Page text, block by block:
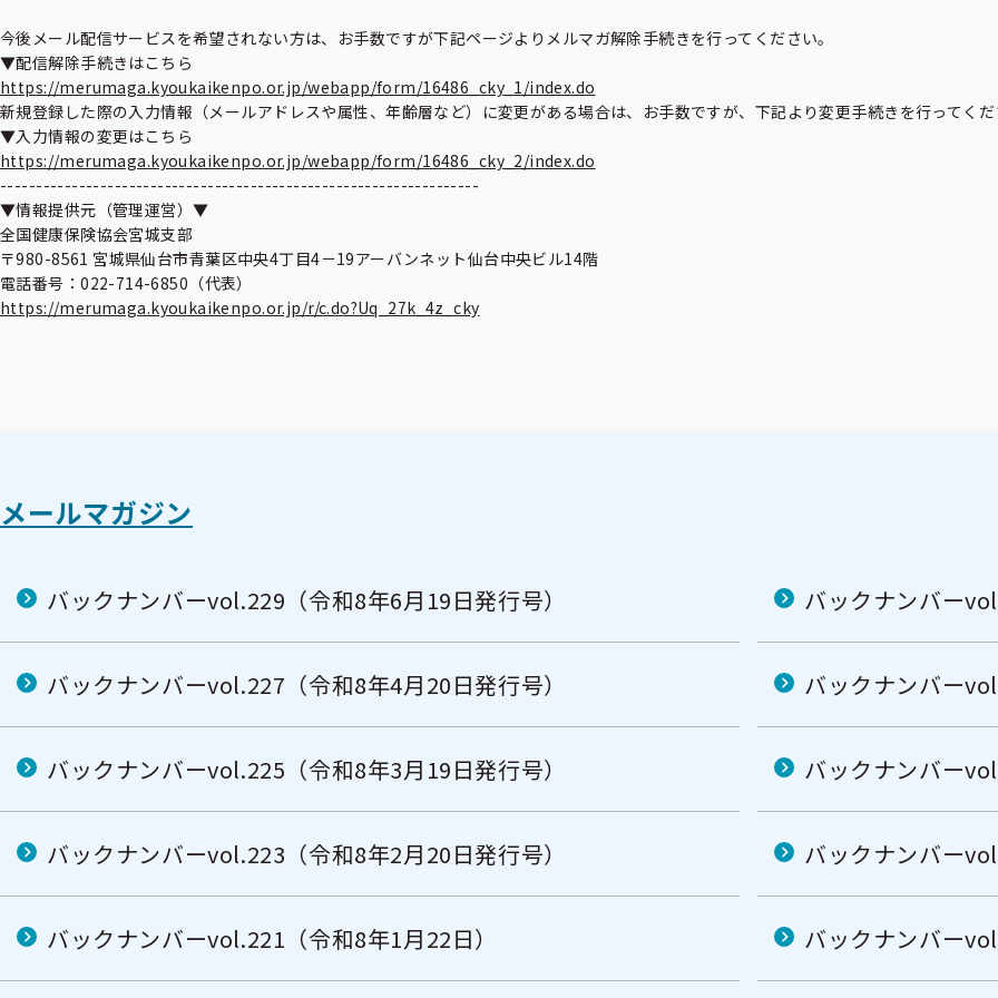
今後メール配信サービスを希望されない方は、お手数ですが下記ページよりメルマガ解除手続きを行ってください。
https://merumaga.kyoukaikenpo.or.jp/webapp/form/16486_cky_1/index.do
新規登録した際の入力情報（メールアドレスや属性、年齢層など）に変更がある場合は、お手数ですが、下記より変更手続きを行ってく
https://merumaga.kyoukaikenpo.or.jp/webapp/form/16486_cky_2/index.do
-------------------------------------------------------------------
▼情報提供元（管理運営）▼
全国健康保険協会宮城支部
〒980-8561 宮城県仙台市青葉区中央4丁目4－19アーバンネット仙台中央ビル14階
https://merumaga.kyoukaikenpo.or.jp/r/c.do?Uq_27k_4z_cky
メールマガジン
バックナンバーvol.229（令和8年6月19日発行号） バックナンバー
バックナンバーvol.227（令和8年4月20日発行号） バックナンバー
バックナンバーvol.225（令和8年3月19日発行号） バックナンバー
バックナンバーvol.223（令和8年2月20日発行号） バックナンバー
バックナンバーvol.221（令和8年1月22日） バックナンバー